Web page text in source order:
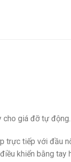
cho giá đỡ tự động.
trực tiếp với đầu
khiển bằng tay